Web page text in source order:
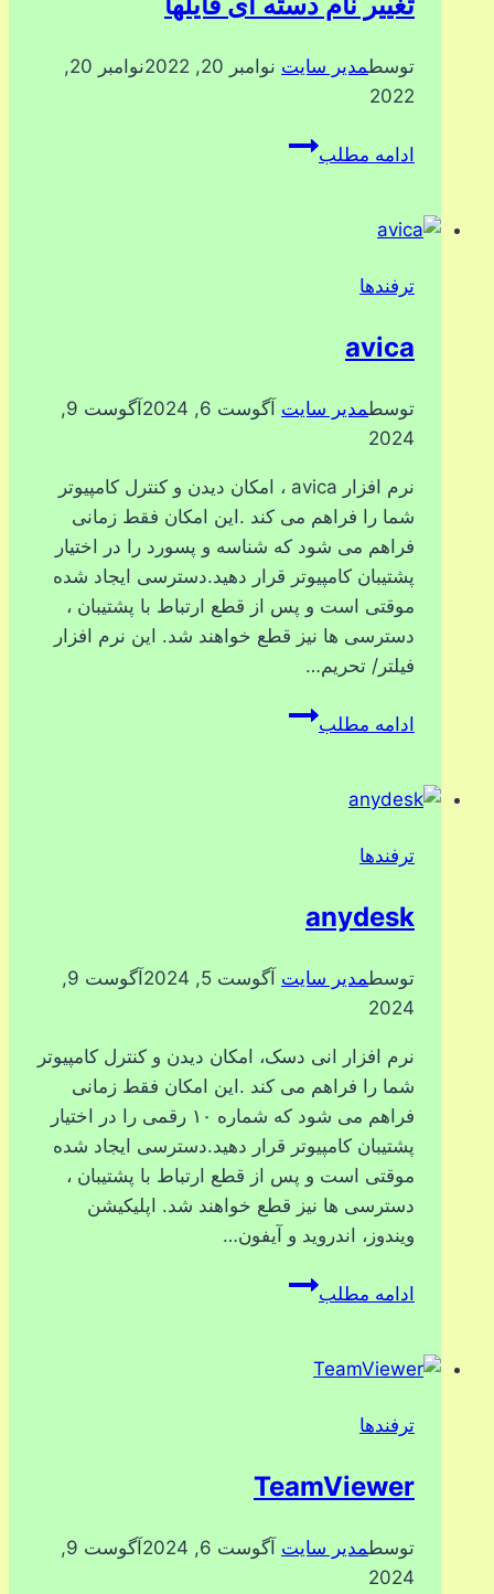
توسطمدیر سایت نوامبر 20, 2022
نوامبر 20,
2022
ادامه مطلبتغییر
ترفندها
avica
توسطمدیر سایت آگوست 6, 2024
آگوست 9,
2024
نرم افزار avica ، امکان دیدن و کنترل کامپیوتر
شما را فراهم می کند .این امکان فقط زمانی
فراهم می شود که شناسه و پسورد را در اختیار
پشتیبان کامپیوتر قرار دهید.دسترسی ایجاد شده
موقتی است و پس از قطع ارتباط با پشتیبان ،
دسترسی ها نیز قطع خواهند شد. این نرم افزار
فیلتر/ تحریم…
ادامه مطلبavica
ترفندها
anydesk
توسطمدیر سایت آگوست 5, 2024
آگوست 9,
2024
نرم افزار انی دسک، امکان دیدن و کنترل کامپیوتر
شما را فراهم می کند .این امکان فقط زمانی
فراهم می شود که شماره ۱۰ رقمی را در اختیار
پشتیبان کامپیوتر قرار دهید.دسترسی ایجاد شده
موقتی است و پس از قطع ارتباط با پشتیبان ،
دسترسی ها نیز قطع خواهند شد. اپلیکیشن
ویندوز، اندروید و آیفون…
ادامه مطلبanydesk
ترفندها
TeamViewer
توسطمدیر سایت آگوست 6, 2024
آگوست 9,
2024